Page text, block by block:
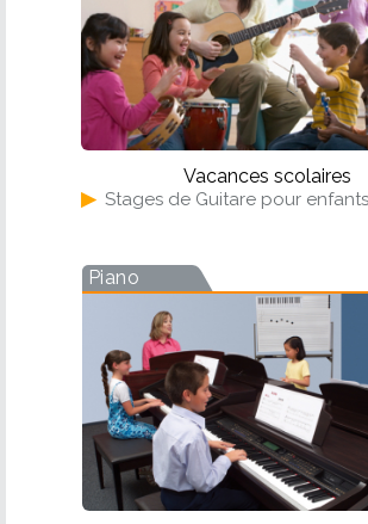
Vacances scolaires
▶ Stages de Guitare pour
Piano